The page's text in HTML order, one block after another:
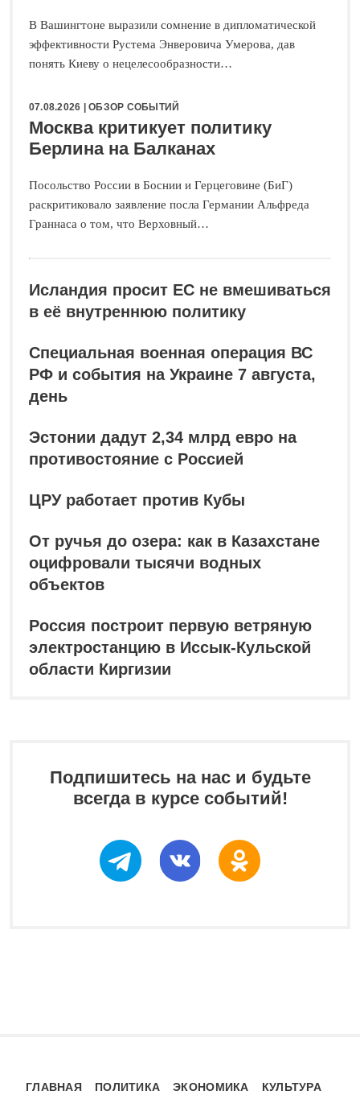
В Вашингтоне выразили сомнение в дипломатической
эффективности Рустема Энверовича Умерова, дав
понять Киеву о нецелесообразности…
07.08.2026 |ОБЗОР СОБЫТИЙ
Москва критикует политику
Берлина на Балканах
Посольство России в Боснии и Герцеговине (БиГ)
раскритиковало заявление посла Германии Альфреда
Граннаса о том, что Верховный…
Исландия просит ЕС не вмешиваться
в её внутреннюю политику
Специальная военная операция ВС
РФ и события на Украине 7 августа,
день
Эстонии дадут 2,34 млрд евро на
противостояние с Россией
ЦРУ работает против Кубы
От ручья до озера: как в Казахстане
оцифровали тысячи водных
объектов
Россия построит первую ветряную
электростанцию в Иссык-Кульской
области Киргизии
Подпишитесь на нас и будьте
всегда в курсе событий!
ГЛАВНАЯ ПОЛИТИКА ЭКОНОМИКА КУЛЬТУРА